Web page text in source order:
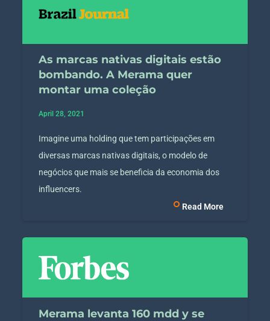
As marcas nativas digitais estão
bombando. A Merama quer
montar uma coleção
April 28, 2021
Imagine uma holding que tem participações em
diversas marcas nativas digitais, o modelo de
negócios que mais se beneficia da economia dos
influencers.
Read More
Merama levanta 160 mdd y se